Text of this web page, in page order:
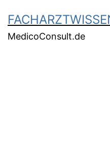
MedicoConsult.de